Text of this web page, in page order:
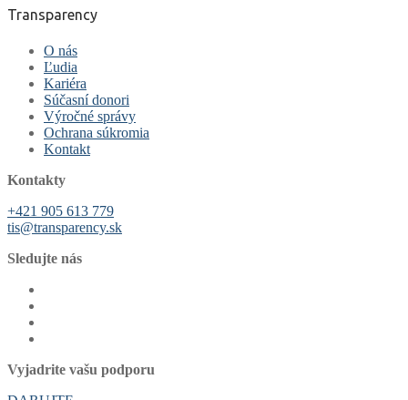
Transparency
O nás
Ľudia
Kariéra
Súčasní donori
Výročné správy
Ochrana súkromia
Kontakt
Kontakty
+421 905 613 779
tis@transparency.sk
Sledujte nás
Vyjadrite vašu podporu